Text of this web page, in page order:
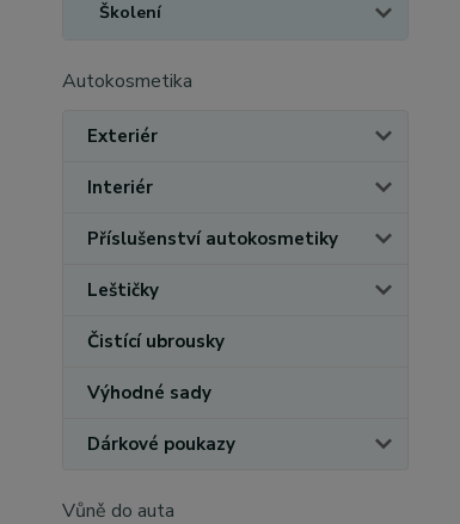
Školení
Autokosmetika
Exteriér
Interiér
Příslušenství autokosmetiky
Leštičky
Čistící ubrousky
Výhodné sady
Dárkové poukazy
Vůně do auta